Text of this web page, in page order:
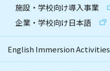
施設・学校向け導入事業
企業・学校向け日本語
English Immersion Activities